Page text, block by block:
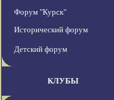
Форум "Курск"
Исторический форум
Детский форум
КЛУБЫ